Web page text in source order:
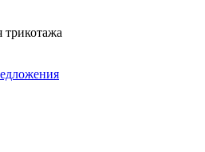
трикотажа